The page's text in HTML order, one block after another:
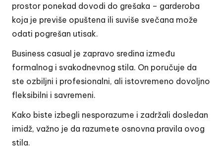
prostor ponekad dovodi do grešaka – garderoba
koja je previše opuštena ili suviše svečana može
odati pogrešan utisak.
Business casual je zapravo sredina između
formalnog i svakodnevnog stila. On poručuje da
ste ozbiljni i profesionalni, ali istovremeno dovoljno
fleksibilni i savremeni.
Kako biste izbegli nesporazume i zadržali dosledan
imidž, važno je da razumete osnovna pravila ovog
stila.